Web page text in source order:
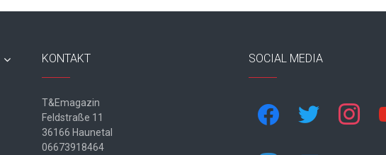
KONTAKT
T&Emagazin
Feldstraße 11
36166 Haunetal
06673918464
SOCIAL MEDIA
facebook twitter instagram